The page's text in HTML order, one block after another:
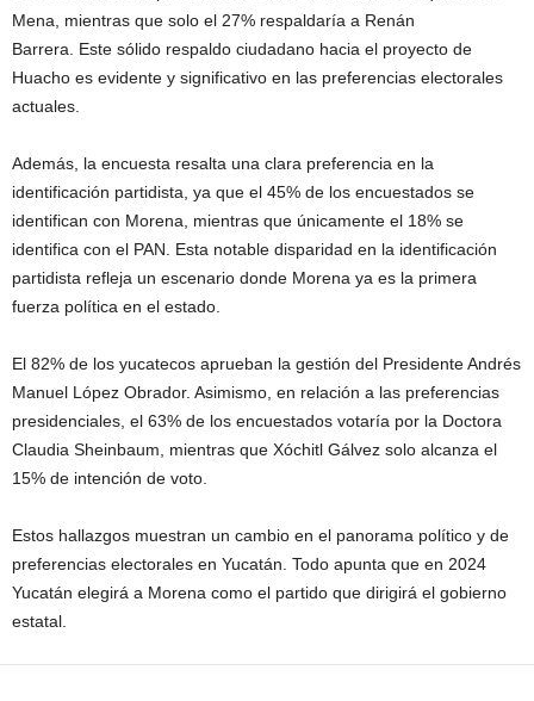
Mena, mientras que solo el 27% respaldaría a Renán
Barrera. Este sólido respaldo ciudadano hacia el proyecto de
Huacho es evidente y significativo en las preferencias electorales
actuales.
Además, la encuesta resalta una clara preferencia en la
identificación partidista, ya que el 45% de los encuestados se
identifican con Morena, mientras que únicamente el 18% se
identifica con el PAN. Esta notable disparidad en la identificación
partidista refleja un escenario donde Morena ya es la primera
fuerza política en el estado.
El 82% de los yucatecos aprueban la gestión del Presidente Andrés
Manuel López Obrador. Asimismo, en relación a las preferencias
presidenciales, el 63% de los encuestados votaría por la Doctora
Claudia Sheinbaum, mientras que Xóchitl Gálvez solo alcanza el
15% de intención de voto.
Estos hallazgos muestran un cambio en el panorama político y de
preferencias electorales en Yucatán. Todo apunta que en 2024
Yucatán elegirá a Morena como el partido que dirigirá el gobierno
estatal.